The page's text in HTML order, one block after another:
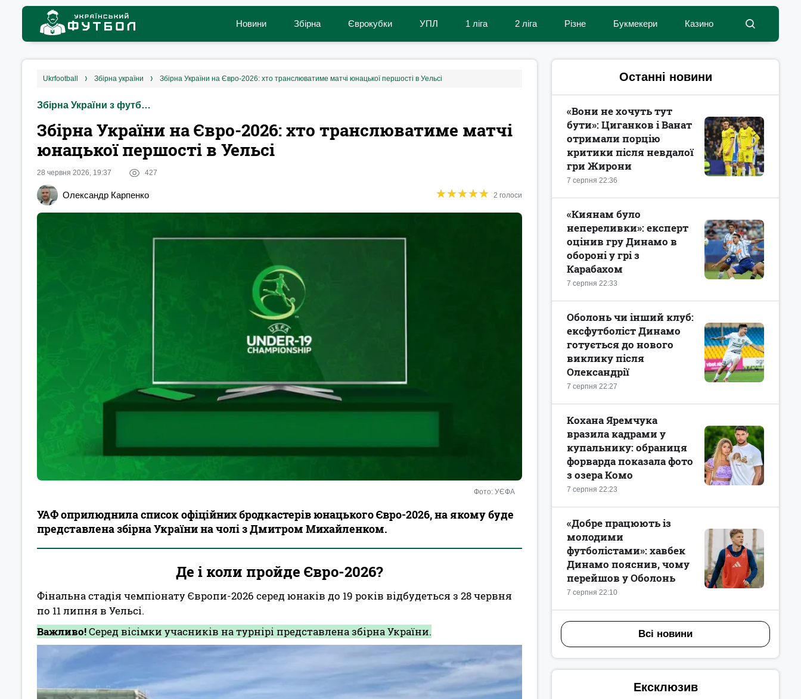
Новини Збірна Єврокубки УПЛ 1 ліга 2 ліга Різне Букмекери Казино
ukrfootball збірна україни Збірна України на Євро-2026: хто транслюватиме матчі юнацької першості в Уельсі
Збірна України з футболу
Збірна України на Євро-2026: хто транслюватиме матчі
юнацької першості в Уельсі
28 червня 2026, 19:37 427
Олександр Карпенко ★★★★★
★★★★★ 2 голоси
Фото: УЄФА
УАФ оприлюднила список офіційних бродкастерів юнацького Євро-2026, на якому буде
представлена збірна України на чолі з Дмитром Михайленком.
Де і коли пройде Євро-2026?
Фінальна стадія чемпіонату Європи-2026 серед юнаків до 19 років відбудеться з 28 червня
по 11 липня в Уельсі.
Важливо!Серед вісімки учасників на турнірі представлена збірна України.
Останні новини
7 серпня 22:36
«Вони не хочуть тут
бути»: Циганков і Ванат
отримали порцію
критики після невдалої
гри Жирони
7 серпня 22:33
«Киянам було
непереливки»: експерт
оцінив гру Динамо в
обороні у грі з
Карабахом
7 серпня 22:27
Оболонь чи інший клуб:
ексфутболіст Динамо
готується до нового
виклику після
Олександрії
7 серпня 22:23
Кохана Яремчука
вразила кадрами у
купальнику: обраниця
форварда показала фото
з озера Комо
7 серпня 22:10
«Добре працюють із
молодими
футболістами»: хавбек
Динамо пояснив, чому
перейшов у Оболонь
Всі новини
Ексклюзив